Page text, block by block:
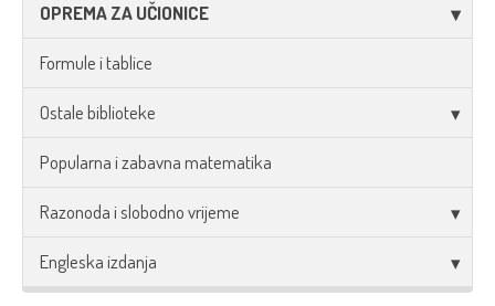
OPREMA ZA UČIONICE
Formule i tablice
Ostale biblioteke
Popularna i zabavna matematika
Razonoda i slobodno vrijeme
Engleska izdanja